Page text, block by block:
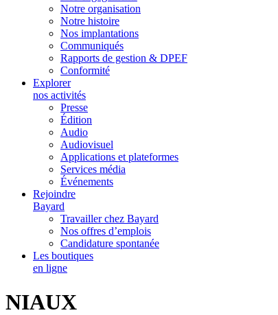
Notre organisation
Notre histoire
Nos implantations
Communiqués
Rapports de gestion & DPEF
Conformité
Explorer
nos activités
Presse
Édition
Audio
Audiovisuel
Applications et plateformes
Services média
Événements
Rejoindre
Bayard
Travailler chez Bayard
Nos offres d’emplois
Candidature spontanée
Les boutiques
en ligne
NIAUX